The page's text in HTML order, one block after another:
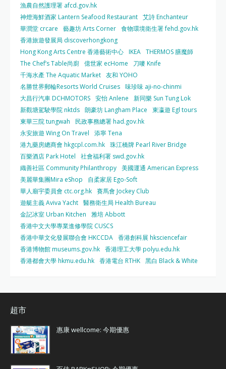
漁農自然護理署 afcd.gov.hk
神燈海鮮酒家 Lantern Seafood Restaurant 艾詩 Enchanteur
華潤堂 crcare
藝趣坊 Arts Corner 食物環境衛生署 fehd.gov.hk
香港旅遊發展局 discoverhongkong
Hong Kong Arts Centre 香港藝術中心 IKEA THERMOS 膳魔師
The Chef’s Table尚廚 億世家 ecHome
刀嘜 Knife
千海水產 The Aquatic Market 友和 YOHO
名勝世界郵輪Resorts World Cruises 味珍味 aji-no-chinmi
大昌行汽車 DCHMOTORS 安怡 Anlene
新同樂 Sun Tung Lok
新觀塘駕駛學院 nktds 朗豪坊 Langham Place
東瀛遊 Egl tours
東華三院 tungwah
民政事務總署 had.gov.hk
永安旅遊 Wing On Travel
添寧 Tena
港九藥房總商會 hkgcpl.com.hk 珠江橋牌 Pearl River Bridge
百樂酒店 Park Hotel
社會福利署 swd.gov.hk
織善社區 Community Philanthropy 美國運通 American Express
美麗華集團Mira eShop
自柔家居 Ego-Soft
華人廟宇委員會 ctc.org.hk 賽馬會 Jockey Club
遊艇主義 Aviva Yacht 醫務衛生局 Health Bureau
金記冰室 Urban Kitchen
雅培 Abbott
香港中文大學專業進修學院 CUSCS
香港中華文化發展聯合會 HKCCDA 香港創科展 hksciencefair
香港博物館 museums.gov.hk 香港理工大學 polyu.edu.hk
香港都會大學 hkmu.edu.hk 香港電台 RTHK 黑白 Black & White
超市
惠康 wellcome: 今期優惠